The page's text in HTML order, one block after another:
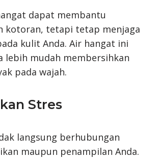
dapat membantu
kotoran, tetapi tetap menjaga
kulit Anda. Air hangat ini
lebih mudah membersihkan
pada wajah.
Stres
langsung berhubungan
maupun penampilan Anda.